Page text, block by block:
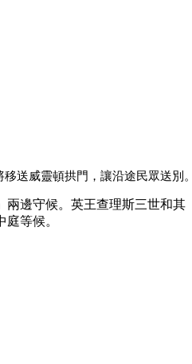
送威靈頓拱門，讓沿途民眾送別
兩邊守候。英王查理斯三世和其
等候。